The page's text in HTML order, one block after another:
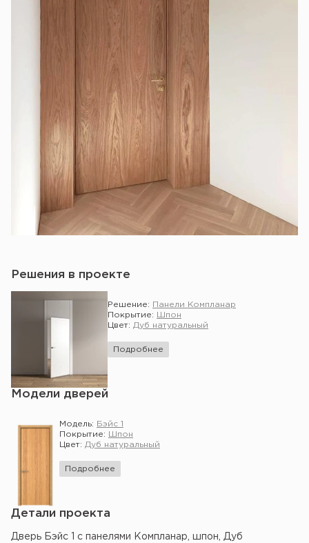
Решения в проекте
Решение:
Панели Компланар
Покрытие:
Шпон
Цвет: Дуб натуральный
Подробнее
Модели дверей
Модель:
Бэйс 1
Покрытие:
Шпон
Цвет: Дуб натуральный
Подробнее
Детали проекта
Дверь Бэйс 1 с панелями Компланар, шпон, Дуб